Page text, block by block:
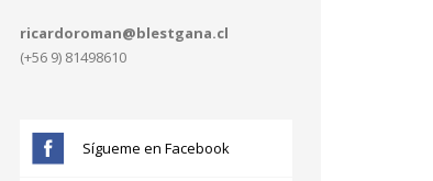
ricardoroman@blestgana.cl
(+56 9) 81498610
Sígueme en Facebook